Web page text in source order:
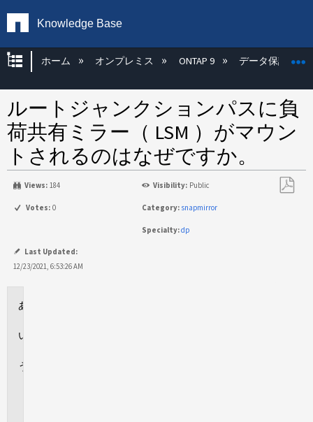
Knowledge Base
グローバル階層を展開/折りたたむ
ホーム オンプレミス ONTAP 9 データ保護
ルートジャンクションパスに負
荷共有ミラー（ LSM ）がマウン
トされるのはなぜですか。
Views: 184 Visibility: Public
Votes: 0 Category: snapmirror
Specialty:dp
Last Updated:
12/23/2021, 6:53:26 AM